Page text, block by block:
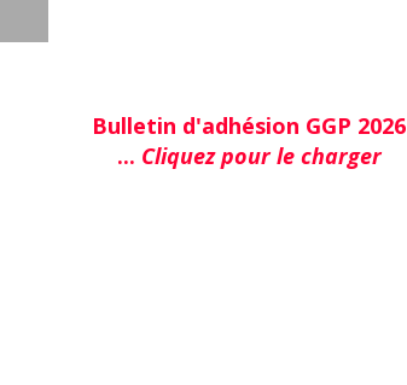
Bulletin d'adhésion GGP 2026
... Cliquez pour le charger